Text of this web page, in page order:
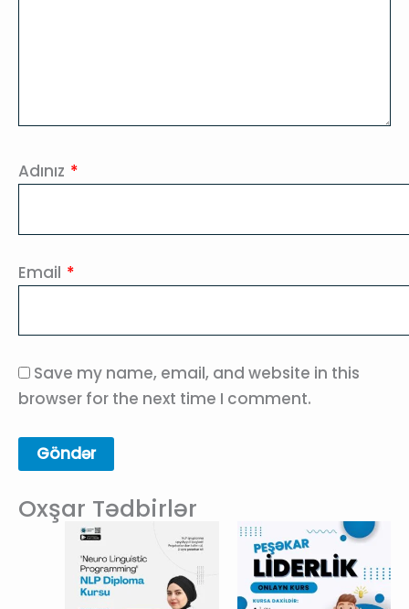
Adınız *
Email *
Save my name, email, and website in this
browser for the next time I comment.
Oxşar Tədbirlər